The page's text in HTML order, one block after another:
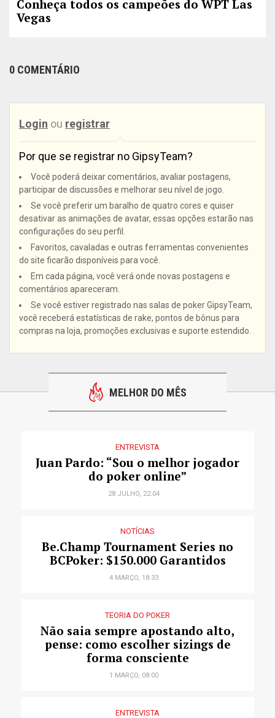
Conheça todos os campeões do WPT Las
Vegas
0 COMENTÁRIO
Login ou registrar
Por que se registrar no GipsyTeam?
Você poderá deixar comentários, avaliar postagens,
participar de discussões e melhorar seu nível de jogo.
Se você preferir um baralho de quatro cores e quiser
desativar as animações de avatar, essas opções estarão nas
configurações do seu perfil.
Favoritos, cavaladas e outras ferramentas convenientes
do site ficarão disponíveis para você.
Em cada página, você verá onde novas postagens e
comentários apareceram.
Se você estiver registrado nas salas de poker GipsyTeam,
você receberá estatísticas de rake, pontos de bônus para
compras na loja, promoções exclusivas e suporte estendido.
MELHOR DO MÊS
ENTREVISTA
Juan Pardo: “Sou o melhor jogador
do poker online”
28 JULHO, 22:04
NOTÍCIAS
Be.Champ Tournament Series no
BCPoker: $150.000 Garantidos
4 MARÇO, 18:33
TEORIA DO POKER
Não saia sempre apostando alto,
pense: como escolher sizings de
forma consciente
1 MARÇO, 08:00
ENTREVISTA